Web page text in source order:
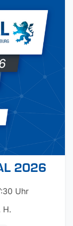
2026
Uhr
H.